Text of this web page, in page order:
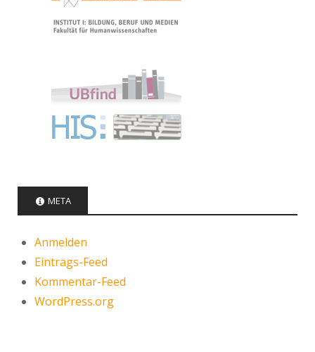
META
Anmelden
Eintrags-Feed
Kommentar-Feed
WordPress.org